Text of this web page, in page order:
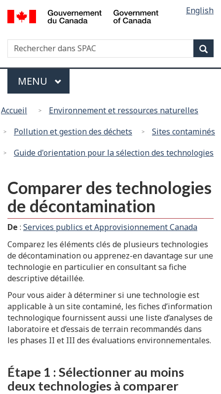
Passer
au
Passer
à
HTML
simplifiée
la
langue
English
of
Recherche
Rechercher
dans
SPAC
Menu
MENU PRINCIPAL
êtes
ici
Accueil
Environnement et ressources naturelles
Pollution et gestion des déchets
Sites contaminés
Guide d'orientation pour la sélection des technologies
Comparer des technologies
de décontamination
De : Services publics et Approvisionnement Canada
Comparez les éléments clés de plusieurs technologies
de décontamination ou apprenez-en davantage sur une
technologie en particulier en consultant sa fiche
descriptive détaillée.
Pour vous aider à déterminer si une technologie est
applicable à un site contaminé, les fiches d’information
technologique fournissent aussi une liste d’analyses de
laboratoire et d’essais de terrain recommandés dans
les phases II et III des évaluations environnementales.
Étape 1 : Sélectionner au moins
deux technologies à comparer